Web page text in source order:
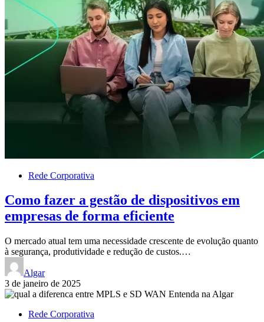
Rede Corporativa
Como fazer a gestão de dispositivos em
empresas de forma eficiente
O mercado atual tem uma necessidade crescente de evolução quanto
à segurança, produtividade e redução de custos.…
Algar
3 de janeiro de 2025
Rede Corporativa